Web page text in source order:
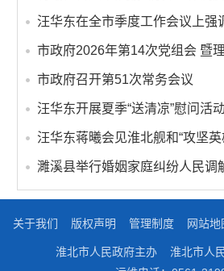
市政府召开第51次常务会议
关于我们 版权声明 管理制度 网站地
淮北市人民政府主办
淮北市人